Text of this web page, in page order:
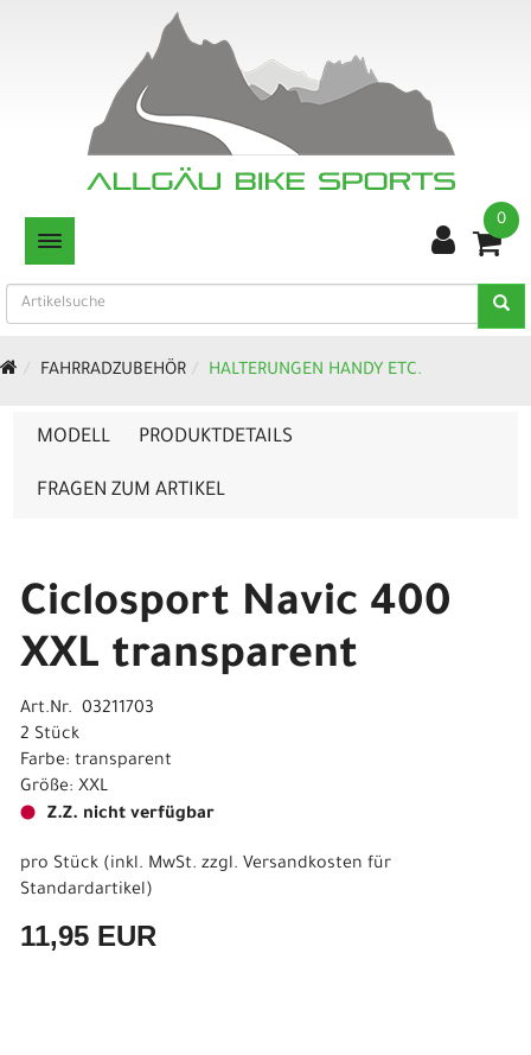
TOGGLE NAVIGATION
0
FAHRRADZUBEHÖR HALTERUNGEN HANDY ETC.
MODELL PRODUKTDETAILS
FRAGEN ZUM ARTIKEL
Ciclosport Navic 400
XXL transparent
Art.Nr. 03211703
2 Stück
Farbe: transparent
Größe: XXL
Z.Z. nicht verfügbar
pro Stück (inkl. MwSt. zzgl. Versandkosten für
Standardartikel)
11,95 EUR